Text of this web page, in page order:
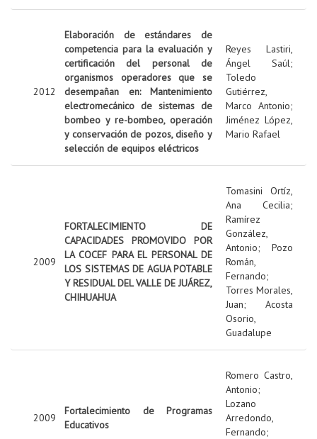
2012
Elaboración de estándares de
competencia para la evaluación y
certificación del personal de
organismos operadores que se
desempañan en: Mantenimiento
electromecánico de sistemas de
bombeo y re-bombeo, operación
y conservación de pozos, diseño y
selección de equipos eléctricos
Reyes Lastiri,
Ángel Saúl;
Toledo
Gutiérrez,
Marco Antonio;
Jiménez López,
Mario Rafael
2009
FORTALECIMIENTO DE
CAPACIDADES PROMOVIDO POR
LA COCEF PARA EL PERSONAL DE
LOS SISTEMAS DE AGUA POTABLE
Y RESIDUAL DEL VALLE DE JUÁREZ,
CHIHUAHUA
Tomasini Ortíz,
Ana Cecilia;
Ramírez
González,
Antonio; Pozo
Román,
Fernando;
Torres Morales,
Juan; Acosta
Osorio,
Guadalupe
2009
Fortalecimiento de Programas
Educativos
Romero Castro,
Antonio;
Lozano
Arredondo,
Fernando;